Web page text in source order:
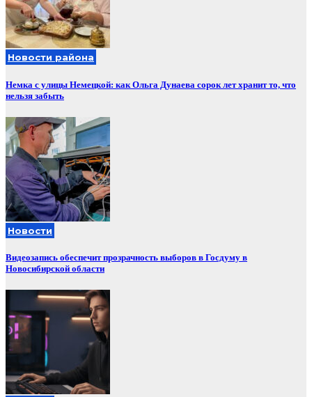
Новости района
Немка с улицы Немецкой: как Ольга Дунаева сорок лет хранит то, что
нельзя забыть
Новости
Видеозапись обеспечит прозрачность выборов в Госдуму в
Новосибирской области